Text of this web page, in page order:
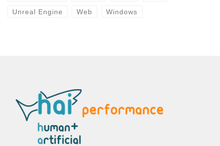
Unreal Engine Web Windows